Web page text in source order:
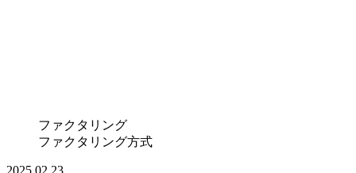
ファクタリング
ファクタリング方式
2025.02.23